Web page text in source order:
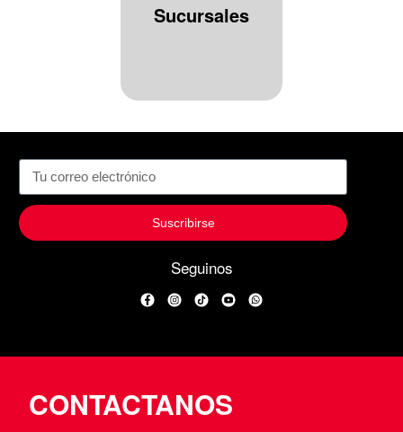
Sucursales
Suscribirse
Seguinos
FacebookInstagram
TikTokYouTubeWhatsApp
CONTACTANOS